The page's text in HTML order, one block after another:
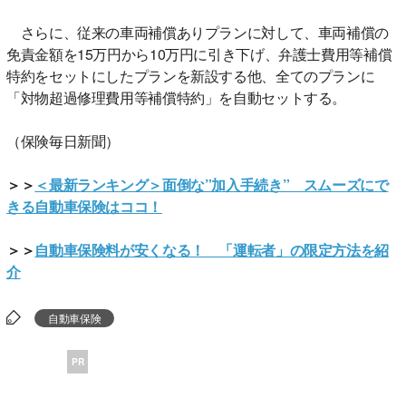
さらに、従来の車両補償ありプランに対して、車両補償の
免責金額を15万円から10万円に引き下げ、弁護士費用等補償
特約をセットにしたプランを新設する他、全てのプランに
「対物超過修理費用等補償特約」を自動セットする。
（保険毎日新聞）
＞＞ ＜最新ランキング＞面倒な”加入手続き” スムーズにで
きる自動車保険はココ！
＞＞自動車保険料が安くなる！ 「運転者」の限定方法を紹
介
自動車保険
PR